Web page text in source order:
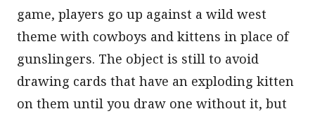
game, players go up against a wild west
theme with cowboys and kittens in place of
gunslingers. The object is still to avoid
drawing cards that have an exploding kitten
on them until you draw one without it, but